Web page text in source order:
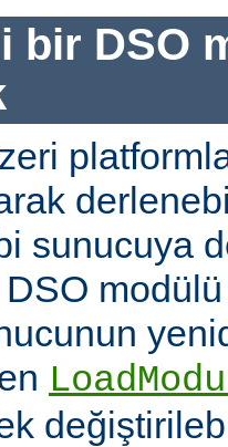
bir DSO
sunucuya